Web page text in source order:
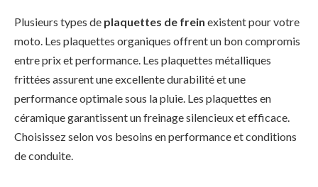
Plusieurs types de plaquettes de frein existent pour votre
moto. Les plaquettes organiques offrent un bon compromis
entre prix et performance. Les plaquettes métalliques
frittées assurent une excellente durabilité et une
performance optimale sous la pluie. Les plaquettes en
céramique garantissent un freinage silencieux et efficace.
Choisissez selon vos besoins en performance et conditions
de conduite.